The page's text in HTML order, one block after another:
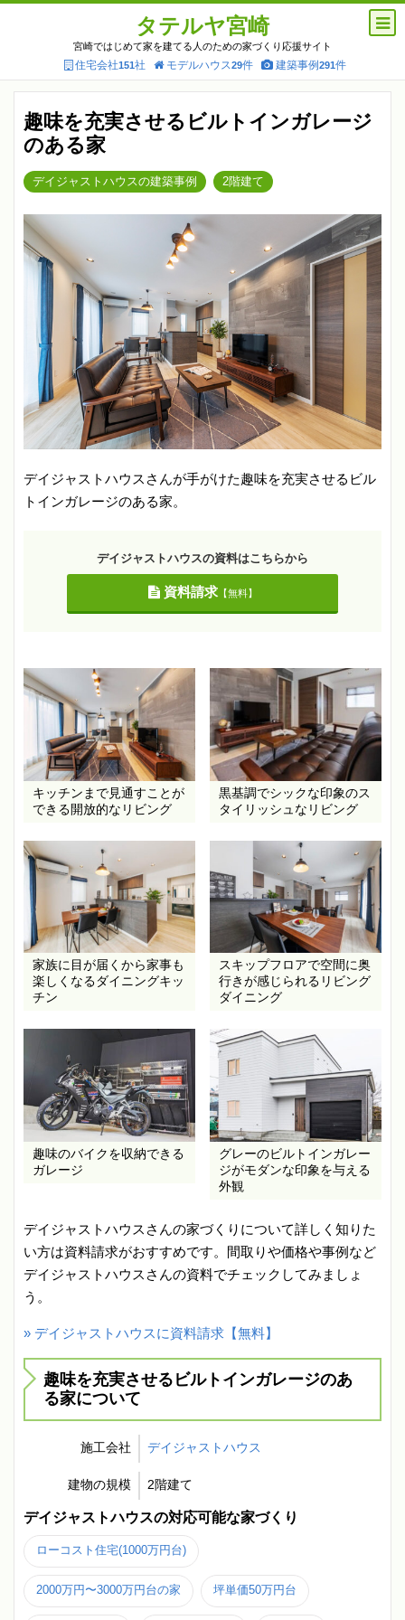
タテルヤ宮崎
宮崎ではじめて家を建てる人のための家づくり応援サイト
住宅会社151社 モデルハウス29件 建築事例291件
趣味を充実させるビルトインガレージ
のある家
デイジャストハウスの建築事例 2階建て
デイジャストハウスさんが手がけた趣味を充実させるビル
トインガレージのある家。
デイジャストハウスの資料はこちらから
資料請求【無料】
キッチンまで見通すことが
できる開放的なリビング
黒基調でシックな印象のス
タイリッシュなリビング
家族に目が届くから家事も
楽しくなるダイニングキッ
チン
スキップフロアで空間に奥
行きが感じられるリビング
ダイニング
趣味のバイクを収納できる
ガレージ
グレーのビルトインガレー
ジがモダンな印象を与える
外観
デイジャストハウスさんの家づくりについて詳しく知りた
い方は資料請求がおすすめです。間取りや価格や事例など
デイジャストハウスさんの資料でチェックしてみましょ
う。
» デイジャストハウスに資料請求【無料】
趣味を充実させるビルトインガレージのあ
る家について
施工会社 デイジャストハウス
建物の規模 2階建て
デイジャストハウスの対応可能な家づくり
ローコスト住宅(1000万円台)
2000万円〜3000万円台の家 坪単価50万円台